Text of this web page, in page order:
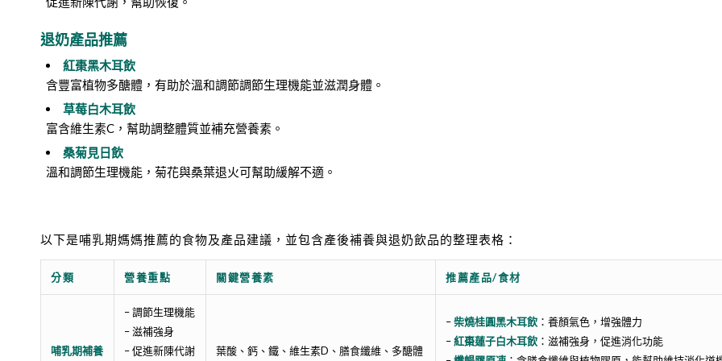
退奶產品推薦
紅棗黑木耳飲
含豐富植物多醣體，有助於溫和調節調節生理機能並滋潤身體。
草莓白木耳飲
富含維生素C，幫助調整體質並補充營養素。
桑菊見日飲
溫和調節生理機能，菊花與桑葉退火可幫助緩解不適。
以下是哺乳期媽媽推薦的食物及產品建議，並包含產後補養與退奶飲品的整理表格：
分類 營養重點 關鍵營養素 推薦產品/食材
哺乳期補養
– 調節生理機能
– 滋補強身
– 促進新陳代謝
葉酸、鈣、鐵、維生素D、膳食纖維、多醣體
–柴燒桂圓黑木耳飲 ：養顏氣色，增強體力
–紅棗蓮子白木耳飲 ：滋補強身，促進消化功能